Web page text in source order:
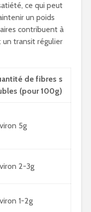
ce qui peut
un poids
contribuent à
transit régulier
de fibres s
(pour 100g)
5g
2-3g
1-2g